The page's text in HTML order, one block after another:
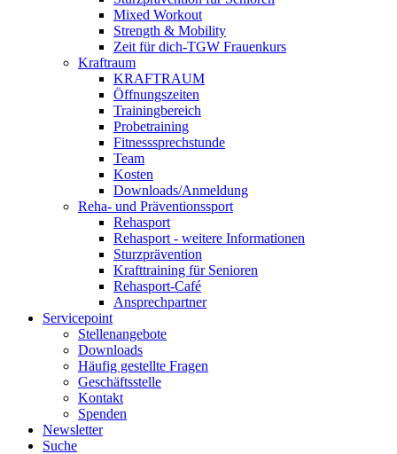
Mixed Workout
Strength & Mobility
Zeit für dich-TGW Frauenkurs
Kraftraum
KRAFTRAUM
Öffnungszeiten
Trainingbereich
Probetraining
Fitnesssprechstunde
Team
Kosten
Downloads/Anmeldung
Reha- und Präventionssport
Rehasport
Rehasport - weitere Informationen
Sturzprävention
Krafttraining für Senioren
Rehasport-Café
Ansprechpartner
Servicepoint
Stellenangebote
Downloads
Häufig gestellte Fragen
Geschäftsstelle
Kontakt
Spenden
Newsletter
Suche